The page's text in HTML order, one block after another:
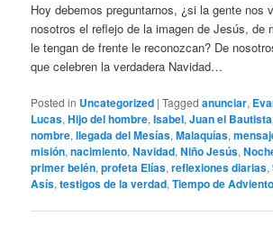
Hoy debemos preguntarnos, ¿si la gente nos
nosotros el reflejo de la imagen de Jesús, de
le tengan de frente le reconozcan? De
que celebren la verdadera Navidad…
Posted in Uncategorized |Tagged anunciar,
Lucas,Hijo del hombre,Isabel,Juan el Bautista
nombre,llegada del Mesías,Malaquías,
misión,nacimiento,Navidad,Niño Jesús,
primer belén,profeta Elías,reflexiones diarias,
Asís,testigos de la verdad,Tiempo de Adviento